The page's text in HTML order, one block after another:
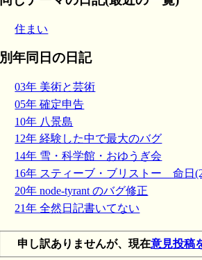
住まい
別年同日の日記
03年 美術と芸術
05年 確定申告
10年 八景島
12年 経験した中で最大のバグ
14年 雪・科学館・おゆうぎ会
16年 スティーブ・ブリストー 命日
20年 node-tyrant のバグ修正
21年 全然日記書いてない
申し訳ありませんが、現在意見投稿